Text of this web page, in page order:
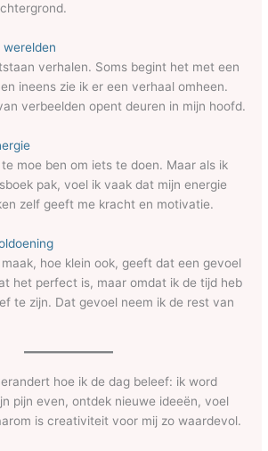
verhalen. Soms begint het met een
ineens zie ik er een verhaal omheen.
verbeelden opent deuren in mijn hoofd.
moe ben om iets te doen. Maar als ik
pak, voel ik vaak dat mijn energie
zelf geeft me kracht en motivatie.
hoe klein ook, geeft dat een gevoel
het perfect is, maar omdat ik de tijd heb
te zijn. Dat gevoel neem ik de rest van
hoe ik de dag beleef: ik word
pijn even, ontdek nieuwe ideeën, voel
is creativiteit voor mij zo waardevol.